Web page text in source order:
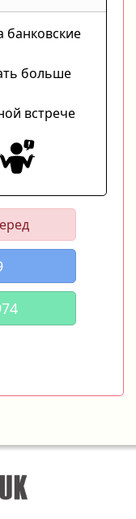
банковские
больше
встрече